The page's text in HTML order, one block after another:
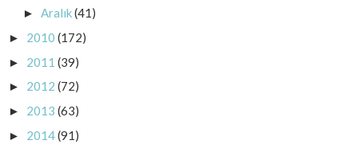
► Aralık(41)
► 2010 (172)
► 2011 (39)
► 2012 (72)
► 2013 (63)
► 2014(91)